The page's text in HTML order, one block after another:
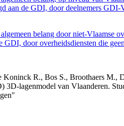
aan de GDI, door deelnemers
belang door niet-Vlaamse
GDI, door overheidsdiensten die
Koninck R., Bos S., Broothaers
lagenmodel van Vlaanderen.